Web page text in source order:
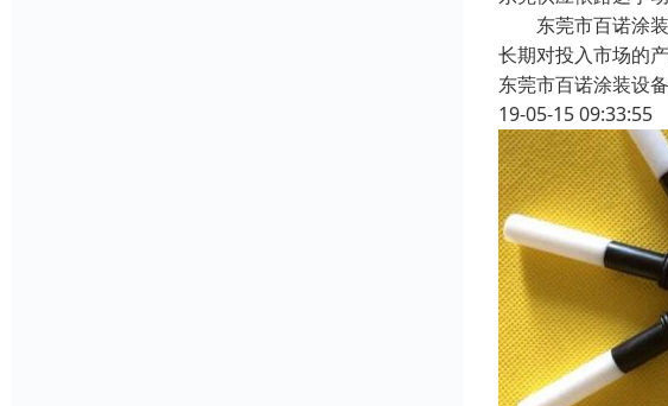
东莞市百诺涂装
长期对投入市场的
东莞市百诺涂装设
19-05-15 09:33:55